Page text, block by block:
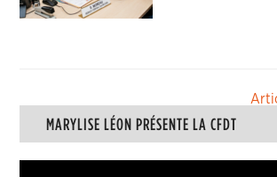
Navigation
des
articles
MARYLISE LÉON PRÉSENTE LA CFDT